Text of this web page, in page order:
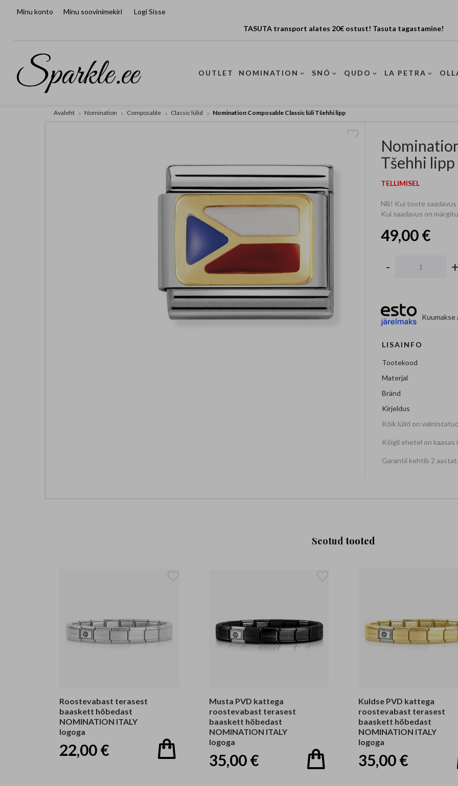
TASUTA transport alates 20€ ostust! Tasuta tagastamine!
Minu konto Minu soovinimekiri Logi Sisse
OUTLET NOMINATION SNÖ QUDO LA PETRA
Avaleht Nomination Composable Classic lülid Nomination Composable Classic lüli Tšehhi lipp
Tšehhi lipp
TELLIMISEL
NB! Kui toote
Kui saadavus on
49,00 €
-
Kuumakse
LISAINFO
Tootekood
Materjal
Bränd
Kirjeldus
Kõik lülid on
Kõigil ehetel on
Garantii kehtib 2
Seotud tooted
Roostevabast terasest
baaskett hõbedast
NOMINATION ITALY
logoga
22,00 €
Musta PVD kattega
roostevabast terasest
baaskett hõbedast
NOMINATION ITALY
logoga
35,00 €
Kuldse PVD kattega
roostevabast terasest
baaskett hõbedast
NOMINATION ITALY
logoga
35,00 €